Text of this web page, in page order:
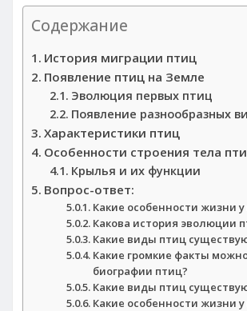
Содержание
История миграции птиц
Появление птиц на Земле
Эволюция первых птиц
Появление разнообразных
Характеристики птиц
Особенности строения тела
Крылья и их функции
Вопрос-ответ:
Какие особенности жизни у
Какова история эволюции
Какие виды птиц
Какие громкие факты
биографии птиц?
Какие виды птиц
Какие особенности жизни у